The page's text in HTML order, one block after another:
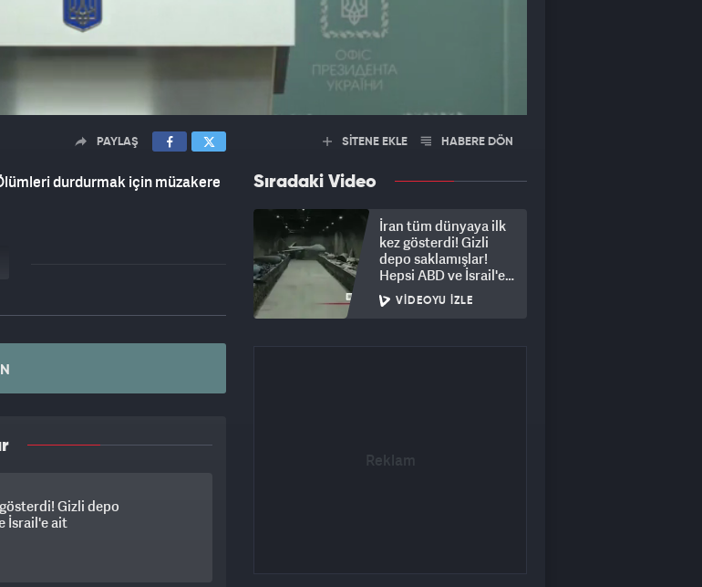
PAYLAŞ
durdurmak için müzakere
Gizli depo
İsrail'e ait
SİTENE EKLE HABERE DÖN
Sıradaki Video
İran tüm dünyaya ilk
kez gösterdi! Gizli
depo saklamışlar!
Hepsi ABD ve İsrail'e
ait
VIDEOYU İZLE